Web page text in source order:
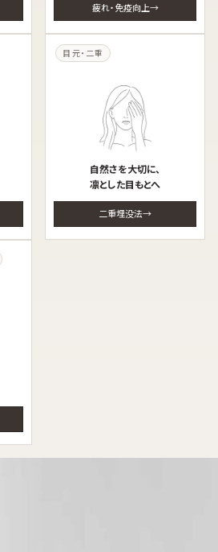
疲れ・免疫向上
目元・二重
自然さを大切に、
凛とした目もとへ
二重埋没法